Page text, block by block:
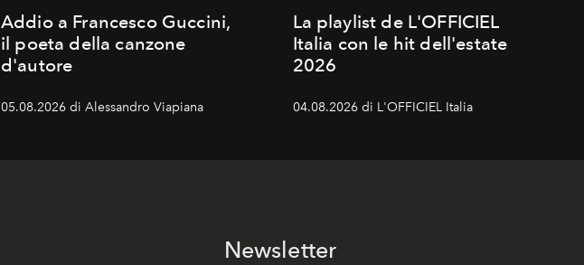
Addio a Francesco Guccini,
il poeta della canzone
d'autore
05.08.2026 di Alessandro Viapiana
La playlist de L'OFFICIEL
Italia con le hit dell'estate
2026
04.08.2026 di L'OFFICIEL Italia
Newsletter